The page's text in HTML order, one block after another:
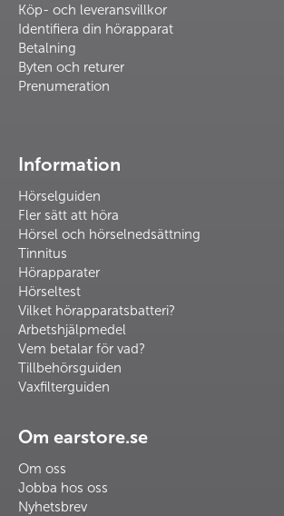
Köp- och leveransvillkor
Identifiera din hörapparat
Betalning
Byten och returer
Prenumeration
Information
Hörselguiden
Fler sätt att höra
Hörsel och hörselnedsättning
Tinnitus
Hörapparater
Hörseltest
Vilket hörapparatsbatteri?
Arbetshjälpmedel
Vem betalar för vad?
Tillbehörsguiden
Vaxfilterguiden
Om earstore.se
Om oss
Jobba hos oss
Nyhetsbrev